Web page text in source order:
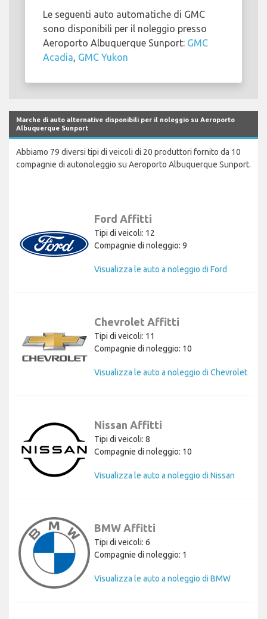
Le seguenti auto automatiche di GMC
sono disponibili per il noleggio presso
Aeroporto Albuquerque Sunport: GMC
Acadia, GMC Yukon
Marche di auto alternative disponibili per il noleggio su Aeroporto
Albuquerque Sunport
Abbiamo 79 diversi tipi di veicoli di 20 produttori fornito da 10
compagnie di autonoleggio su Aeroporto Albuquerque Sunport.
Ford Affitti
Tipi di veicoli: 12
Compagnie di noleggio: 9
Visualizza le auto a noleggio di Ford
Chevrolet Affitti
Tipi di veicoli: 11
Compagnie di noleggio: 10
Visualizza le auto a noleggio di Chevrolet
Nissan Affitti
Tipi di veicoli: 8
Compagnie di noleggio: 10
Visualizza le auto a noleggio di Nissan
BMW Affitti
Tipi di veicoli: 6
Compagnie di noleggio: 1
Visualizza le auto a noleggio di BMW